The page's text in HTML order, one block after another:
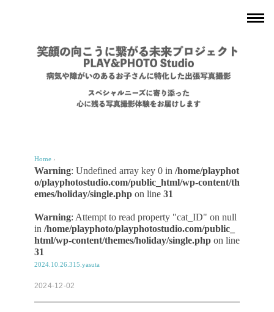
Home ›
Warning: Undefined array key 0 in /home/playphot
o/playphotostudio.com/public_html/wp-content/th
emes/holiday/single.php on line 31
Warning: Attempt to read property "cat_ID" on null
in /home/playphoto/playphotostudio.com/public_
html/wp-content/themes/holiday/single.php on line
31
2024.10.26.315.yasuta
2024-12-02